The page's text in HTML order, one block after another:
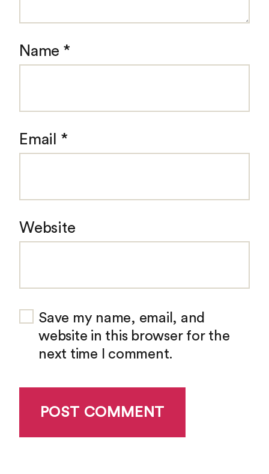
Name *
Email *
Website
Save my name, email, and
website in this browser for the
next time I comment.